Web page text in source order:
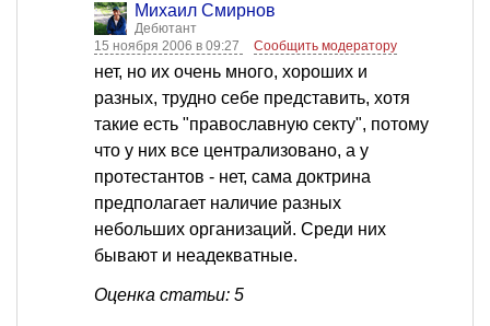
Михаил Смирнов
Дебютант
15 ноября 2006 в 09:27
Сообщить модератору
нет, но их очень много, хороших и
разных, трудно себе представить, хотя
такие есть "православную секту", потому
что у них все централизовано, а у
протестантов - нет, сама доктрина
предполагает наличие разных
небольших организаций. Среди них
бывают и неадекватные.
Оценка статьи: 5